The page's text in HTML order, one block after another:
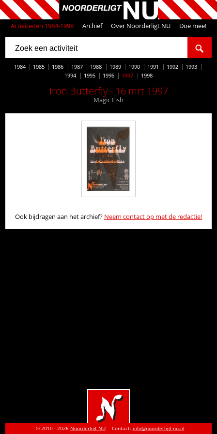
Activiteiten 1984-1998 Archief Over Noorderligt NU Doe mee!
1984 1985 1986 1987 1988 1989 1990 1991 1992
1993
1994
1995 1996 1997 1998
Iron Butterfly - 16 mrt 1997
Magic Fish
Ook bijdragen aan het archief? Neem contact op met de redactie!
© 2010 - 2026 Noorderligt NU Contact: info@noorderligt-nu.nl